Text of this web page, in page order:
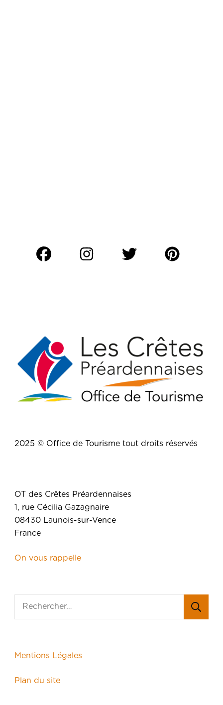
2025 © Office de Tourisme tout droits réservés
OT des Crêtes Préardennaises
1, rue Cécilia Gazagnaire
08430 Launois-sur-Vence
France
On vous rappelle
Mentions Légales
Plan du site